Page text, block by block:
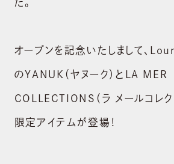
オープンを記念いたしまして、
のYANUK（ヤヌーク）とLA MER
COLLECTIONS（ラ メールコレク
限定アイテムが登場！